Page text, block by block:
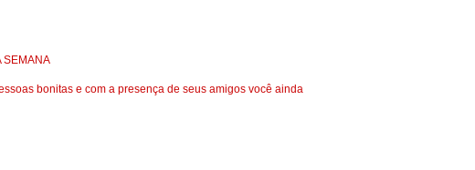
SEMANA
bonitas e com a presença de seus amigos você ainda